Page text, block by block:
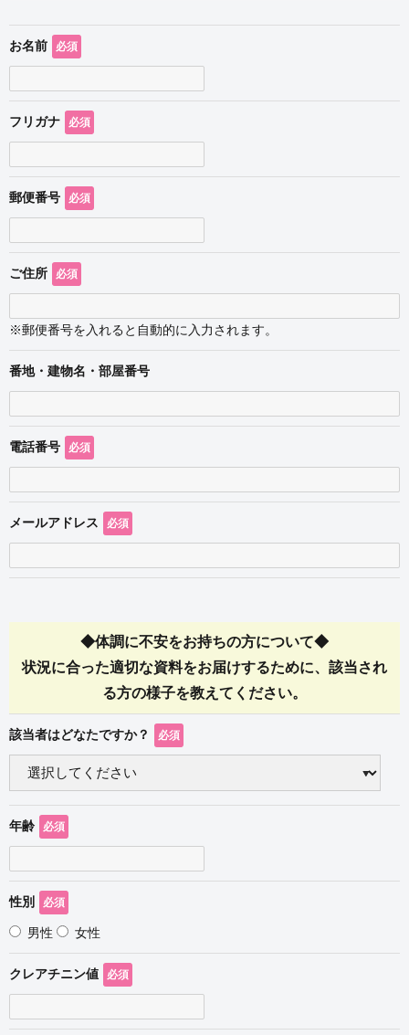
お名前 必須
フリガナ 必須
郵便番号 必須
ご住所 必須
※郵便番号を入れると自動的に入力されます。
番地・建物名・部屋番号
電話番号 必須
メールアドレス 必須
◆体調に不安をお持ちの方について◆
状況に合った適切な資料をお届けするために、該当され
る方の様子を教えてください。
該当者はどなたですか？ 必須
年齢 必須
性別 必須
男性 女性
クレアチニン値 必須